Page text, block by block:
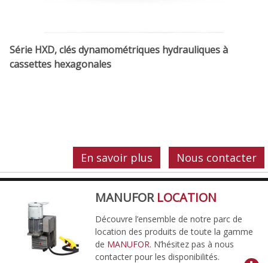
Série HXD, clés dynamométriques hydrauliques à
cassettes hexagonales
Nous contacter
En savoir plus
MANUFOR LOCATION
Découvre l’ensemble de notre parc de
location des produits de toute la gamme
de MANUFOR. N’hésitez pas à nous
contacter pour les disponibilités.